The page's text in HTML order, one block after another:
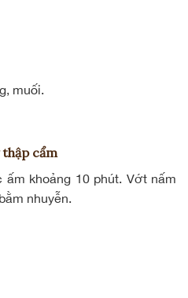
muối.
thập cẩm
khoảng 10 phút. Vớt nấm
nhuyễn.